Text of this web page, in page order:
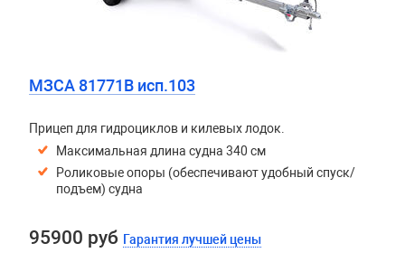
МЗСА 81771B исп.103
Прицеп для гидроциклов и килевых лодок.
Максимальная длина судна 340 см
Роликовые опоры (обеспечивают удобный спуск/
подъем) судна
95900 руб Гарантия лучшей цены